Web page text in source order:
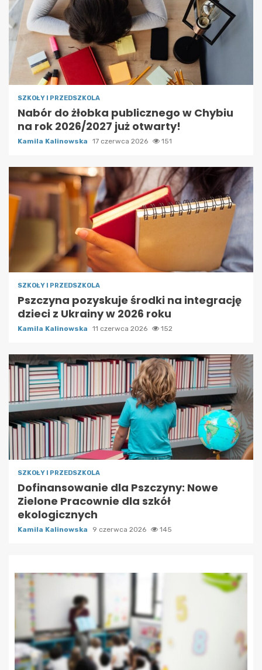
SZKOŁY I PRZEDSZKOLA
Nabór do żłobka publicznego w Chybiu
na rok 2026/2027 już otwarty!
Kamila Kalinowska 17 czerwca 2026 151
SZKOŁY I PRZEDSZKOLA
Pszczyna pozyskuje środki na integrację
dzieci z Ukrainy w 2026 roku
Kamila Kalinowska 11 czerwca 2026 152
SZKOŁY I PRZEDSZKOLA
Dofinansowanie dla Pszczyny: Nowe
Zielone Pracownie dla szkół
ekologicznych
Kamila Kalinowska 9 czerwca 2026 145